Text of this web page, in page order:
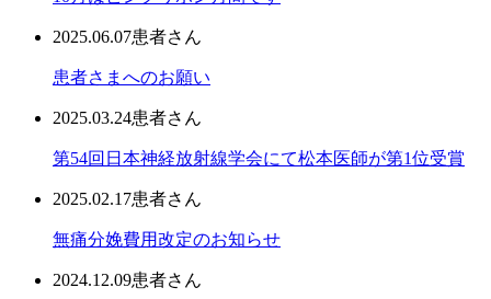
2025.06.07患者さん
患者さまへのお願い
2025.03.24患者さん
第54回日本神経放射線学会にて松本医師が第1位受賞
2025.02.17患者さん
無痛分娩費用改定のお知らせ
2024.12.09患者さん